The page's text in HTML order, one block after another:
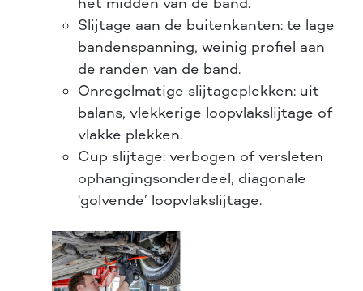
Slijtage aan de buitenkanten: te lage
bandenspanning, weinig profiel aan
de randen van de band.
Onregelmatige slijtageplekken: uit
balans, vlekkerige loopvlakslijtage of
vlakke plekken.
Cup slijtage: verbogen of versleten
ophangingsonderdeel, diagonale
‘golvende’ loopvlakslijtage.